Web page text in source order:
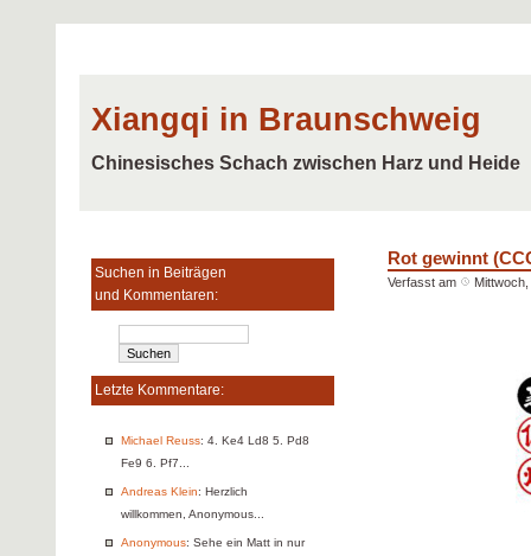
Xiangqi in Braunschweig
Chinesisches Schach zwischen Harz und Heide
Suchen in Beiträgen
und Kommentaren:
Letzte Kommentare:
Michael Reuss: 4. Ke4 Ld8 5. Pd8
Fe9 6. Pf7...
Andreas Klein: Herzlich
willkommen, Anonymous...
Anonymous: Sehe ein Matt in nur
Rot gewinnt
Verfasst am